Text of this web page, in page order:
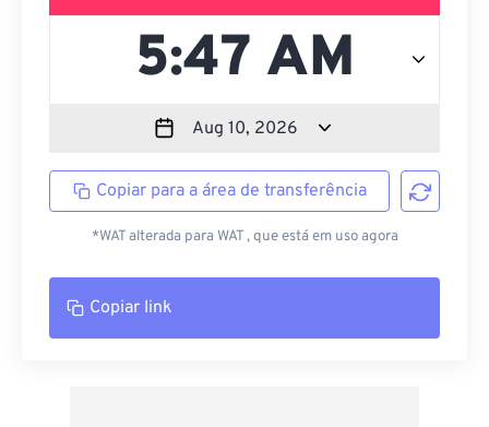
Copiar para a área de transferência
*WAT alterada para WAT , que está em uso agora
Copiar link